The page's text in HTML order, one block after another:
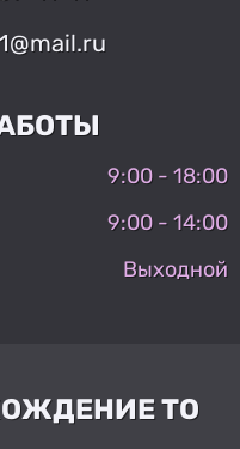
9:00 - 18:00
9:00 - 14:00
Выходной
ТО